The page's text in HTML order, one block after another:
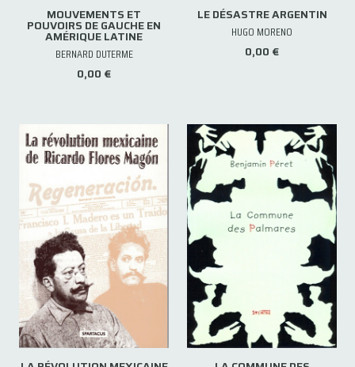
MOUVEMENTS ET
POUVOIRS DE GAUCHE EN
AMÉRIQUE LATINE
BERNARD DUTERME
0,00 €
LE DÉSASTRE ARGENTIN
HUGO MORENO
0,00 €